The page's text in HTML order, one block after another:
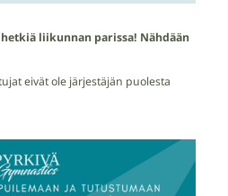
liikunnan parissa! Nähdään
eivät ole järjestäjän puolesta